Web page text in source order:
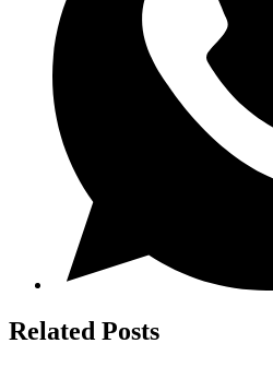
Related Posts